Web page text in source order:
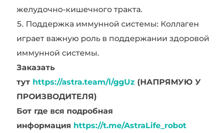
желудочно-кишечного тракта.
Поддержка иммунной системы: Коллаген
играет важную роль в поддержании здоровой
иммунной системы.
Заказать
тут https://astra.team/l/ggUz(НАПРЯМУЮ У
ПРОИЗВОДИТЕЛЯ)
Бот где вся подробная
информация https://t.me/AstraLife_robot